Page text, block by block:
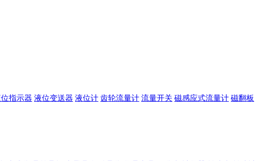
指示器 液位变送器 液位计 齿轮流量计 流量开关 磁感应式流量计 磁翻板